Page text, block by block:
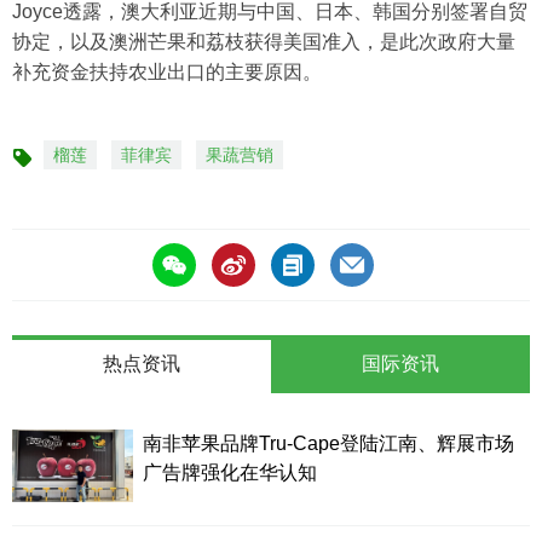
Joyce透露，澳大利亚近期与中国、日本、韩国分别签署自贸
协定，以及澳洲芒果和荔枝获得美国准入，是此次政府大量
补充资金扶持农业出口的主要原因。
标 榴莲 菲律宾 果蔬营销
热点资讯
南非苹果品牌Tru-Cape登陆江南、辉展市场
广告牌强化在华认知
国际资讯